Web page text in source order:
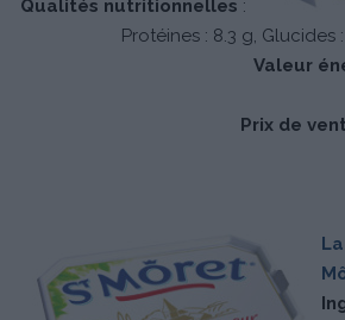
Qualités nutritionnelles :
Protéines : 8.3 g, Glucides
Valeur
Prix de